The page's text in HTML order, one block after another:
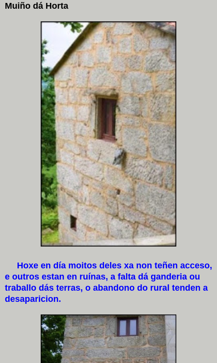
Muiño dá Horta
Hoxe en día moitos deles xa non teñen acceso,
e outros estan en ruínas, a falta dá ganderia ou
traballo dás terras, o abandono do rural tenden a
desaparicion.